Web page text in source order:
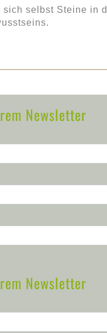
selbst Steine in
Newsletter
Newsletter